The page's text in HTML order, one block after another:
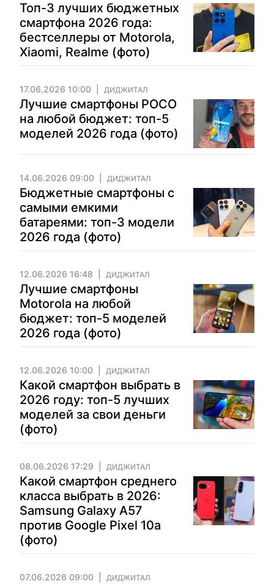
Топ-3 лучших бюджетных
смартфона 2026 года:
бестселлеры от Motorola,
Xiaomi, Realme (фото)
17.06.2026 10:00 ДИДЖИТАЛ
Лучшие смартфоны POCO
на любой бюджет: топ-5
моделей 2026 года (фото)
14.06.2026 09:00 ДИДЖИТАЛ
Бюджетные смартфоны с
самыми емкими
батареями: топ-3 модели
2026 года (фото)
12.06.2026 16:48 ДИДЖИТАЛ
Лучшие смартфоны
Motorola на любой
бюджет: топ-5 моделей
2026 года (фото)
12.06.2026 10:00 ДИДЖИТАЛ
Какой смартфон выбрать в
2026 году: топ-5 лучших
моделей за свои деньги
(фото)
08.06.2026 17:29 ДИДЖИТАЛ
Какой смартфон среднего
класса выбрать в 2026:
Samsung Galaxy A57
против Google Pixel 10a
(фото)
07.06.2026 09:00 ДИДЖИТАЛ